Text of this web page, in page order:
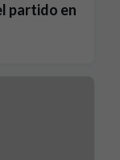
partido en